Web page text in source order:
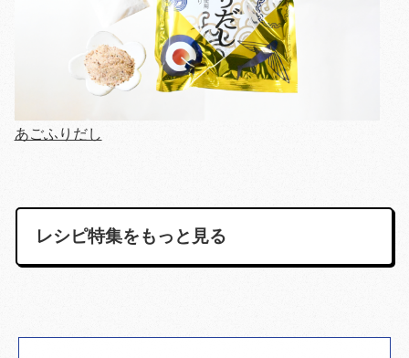
あごふりだし
レシピ特集をもっと見る